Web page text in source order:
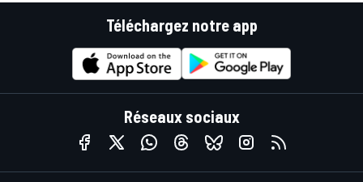
Téléchargez notre app
Réseaux sociaux